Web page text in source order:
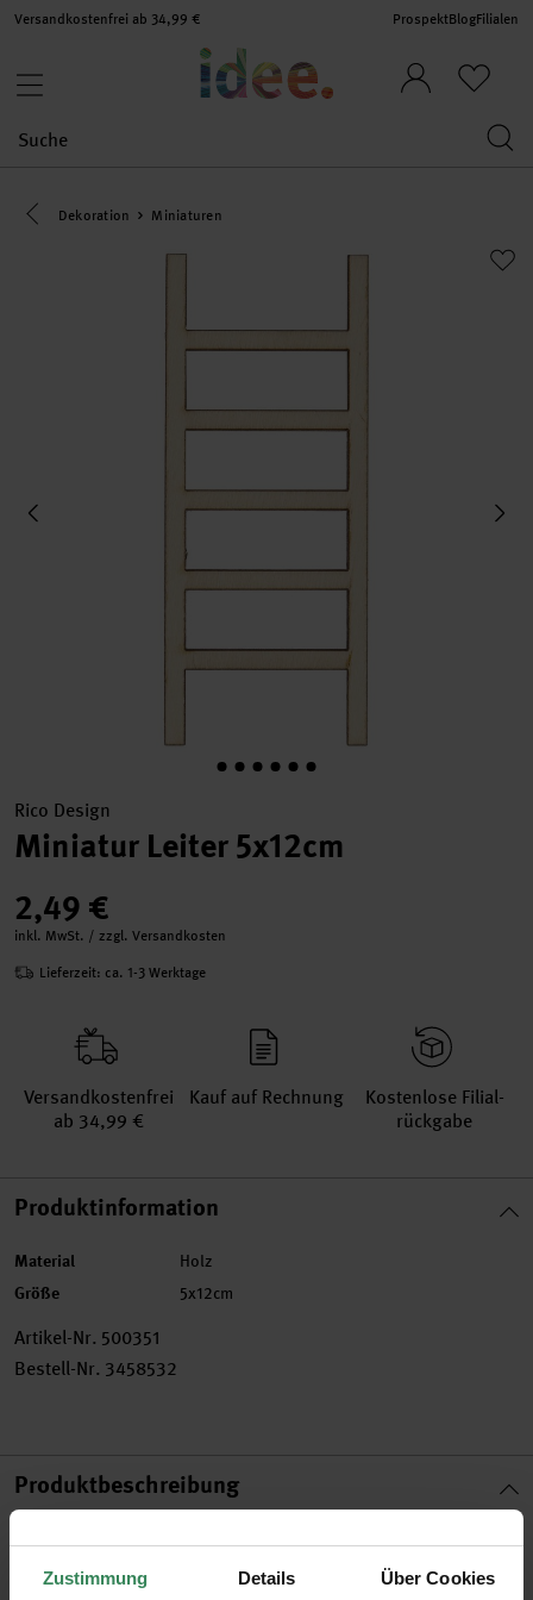
Zustimmung Details Über Cookies
Versandkostenfrei ab 34,99 € ProspektBlogFilialen
Eine Kategorie zurück navigieren
Dekoration Miniaturen
Rico Design
Miniatur Leiter 5x12cm
2,49 €
inkl. MwSt. / zzgl. Versandkosten
Lieferzeit: ca. 1-3 Werktage
Versand­kosten­frei
ab 34,99 €
Kauf auf Rechnung
Kosten­lose Filial­
rückgabe
Produktinformation
Material Holz
Größe 5x12cm
Artikel-Nr. 500351
Bestell-Nr. 3458532
Produktbeschreibung
Lassen Sie einen Wichtel bei Ihnen einziehen! Der Brauch der
Wichteltür stammt aus Skandinavien und blickt dort auf eine